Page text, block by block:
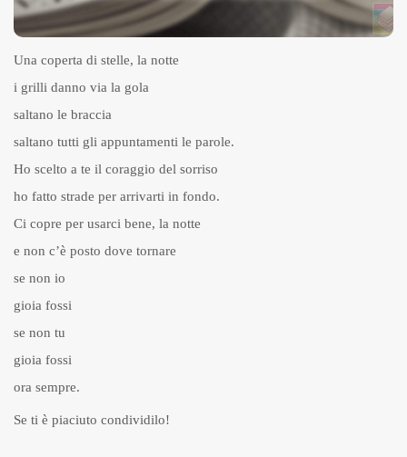
Una coperta di stelle, la notte
i grilli danno via la gola
saltano le braccia
saltano tutti gli appuntamenti le parole.
Ho scelto a te il coraggio del sorriso
ho fatto strade per arrivarti in fondo.
Ci copre per usarci bene, la notte
e non c’è posto dove tornare
se non io
gioia fossi
se non tu
gioia fossi
ora sempre.
Se ti è piaciuto condividilo!